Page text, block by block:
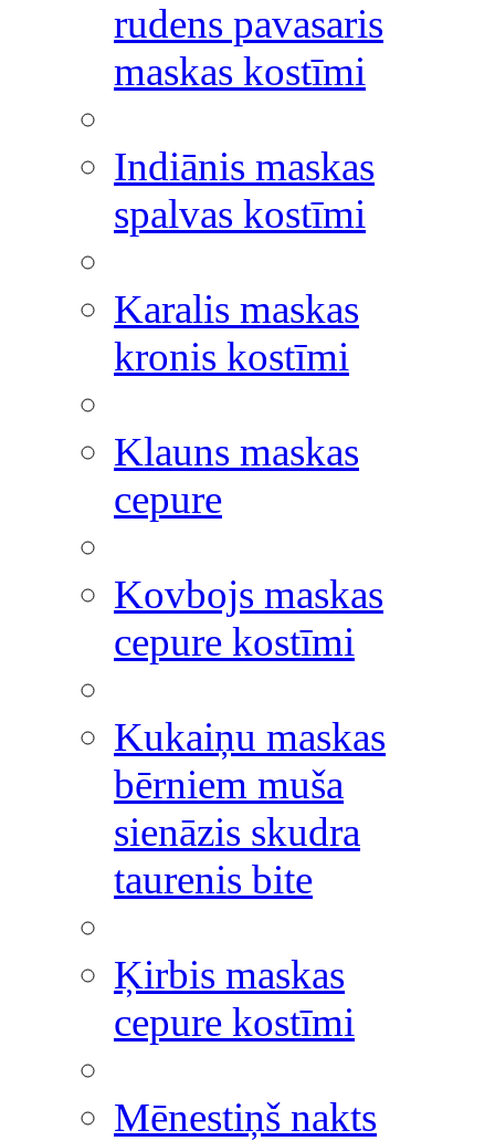
rudens pavasaris
maskas kostīmi
Indiānis maskas
spalvas kostīmi
Karalis maskas
kronis kostīmi
Klauns maskas
cepure
Kovbojs maskas
cepure kostīmi
Kukaiņu maskas
bērniem muša
sienāzis skudra
taurenis bite
Ķirbis maskas
cepure kostīmi
Mēnestiņš nakts